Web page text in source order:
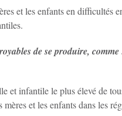
et les enfants en difficultés
de se produire, comme
et infantile le plus élevé de
et les enfants dans les